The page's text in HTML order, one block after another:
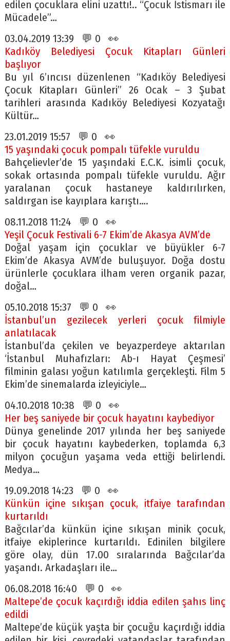
edilen çocuklara elini uzattı!.. “Çocuk İstismarı ile
Mücadele”…
03.04.2019 13:39 💬 0 👀
Kadıköy Belediyesi Çocuk Kitapları Günleri
başlıyor
Bu yıl 6’ıncısı düzenlenen “Kadıköy Belediyesi
Çocuk Kitapları Günleri” 26 Ocak – 3 Şubat
tarihleri arasında Kadıköy Belediyesi Kozyatağı
Kültür…
23.01.2019 15:57 💬 0 👀
15 yaşındaki çocuk pompalı tüfekle vuruldu
Bahçelievler’de 15 yaşındaki E.C.K. isimli çocuk,
sokak ortasında pompalı tüfekle vuruldu. Ağır
yaralanan çocuk hastaneye kaldırılırken,
saldırgan ise kayıplara karıştı….
08.11.2018 11:24 💬 0 👀
Yeşil Çocuk Festivali 6-7 Ekim’de Akasya AVM’de
Doğal yaşam için çocuklar ve büyükler 6-7
Ekim’de Akasya AVM’de buluşuyor. Doğa dostu
ürünlerle çocuklara ilham veren organik pazar,
doğal…
05.10.2018 15:37 💬 0 👀
İstanbul’un gezilecek yerleri çocuk filmiyle
anlatılacak
İstanbul’da çekilen ve beyazperdeye aktarılan
‘İstanbul Muhafızları: Ab-ı Hayat Çeşmesi’
filminin galası yoğun katılımla gerçekleşti. Film 5
Ekim’de sinemalarda izleyiciyle…
04.10.2018 10:38 💬 0 👀
Her beş saniyede bir çocuk hayatını kaybediyor
Dünya genelinde 2017 yılında her beş saniyede
bir çocuk hayatını kaybederken, toplamda 6,3
milyon çocuğun yaşama veda ettiği belirlendi.
Medya…
19.09.2018 14:23 💬 0 👀
Künkün içine sıkışan çocuk, itfaiye tarafından
kurtarıldı
Bağcılar’da künkün içine sıkışan minik çocuk,
itfaiye ekiplerince kurtarıldı. Edinilen bilgilere
göre olay, dün 17.00 sıralarında Bağcılar’da
yaşandı. Arkadaşları ile…
06.08.2018 16:40 💬 0 👀
Maltepe’de çocuk kaçırdığı iddia edilen şahıs linç
edildi
Maltepe’de küçük yaşta bir çocuğu kaçırdığı iddia